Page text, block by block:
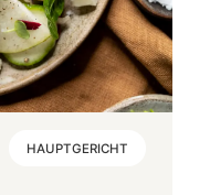
HAUPTGERICHT